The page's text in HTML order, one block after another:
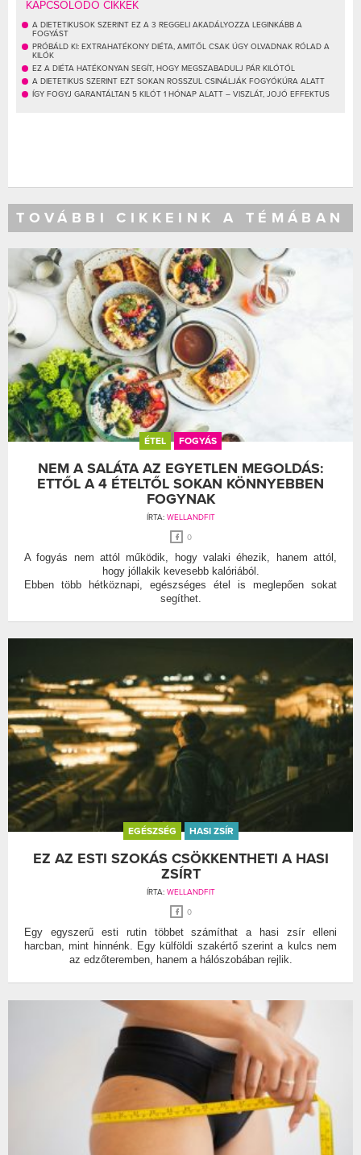
KAPCSOLÓDÓ CIKKEK
A DIETETIKUSOK SZERINT EZ A 3 REGGELI AKADÁLYOZZA LEGINKÁBB A
FOGYÁST
PRÓBÁLD KI: EXTRAHATÉKONY DIÉTA, AMITŐL CSAK ÚGY OLVADNAK RÓLAD A
KILÓK
EZ A DIÉTA HATÉKONYAN SEGÍT, HOGY MEGSZABADULJ PÁR KILÓTÓL
A DIETETIKUS SZERINT EZT SOKAN ROSSZUL CSINÁLJÁK FOGYÓKÚRA ALATT
ÍGY FOGYJ GARANTÁLTAN 5 KILÓT 1 HÓNAP ALATT – VISZLÁT, JOJÓ EFFEKTUS
TOVÁBBI CIKKEINK A TÉMÁBAN
ÉTEL FOGYÁS
NEM A SALÁTA AZ EGYETLEN MEGOLDÁS:
ETTŐL A 4 ÉTELTŐL SOKAN KÖNNYEBBEN
FOGYNAK
ÍRTA: WELLANDFIT
0
A fogyás nem attól működik, hogy valaki éhezik, hanem attól,
hogy jóllakik kevesebb kalóriából.
Ebben több hétköznapi, egészséges étel is meglepően sokat
segíthet.
EGÉSZSÉG HASI ZSÍR
EZ AZ ESTI SZOKÁS CSÖKKENTHETI A HASI
ZSÍRT
ÍRTA: WELLANDFIT
0
Egy egyszerű esti rutin többet számíthat a hasi zsír elleni
harcban, mint hinnénk. Egy külföldi szakértő szerint a kulcs nem
az edzőteremben, hanem a hálószobában rejlik.